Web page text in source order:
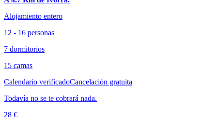
Alojamiento entero
12 - 16 personas
7 dormitorios
15 camas
Calendario verificadoCancelación gratuita
Todavía no se te cobrará nada.
28 €